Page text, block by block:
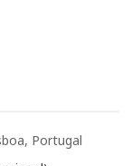
Portugal